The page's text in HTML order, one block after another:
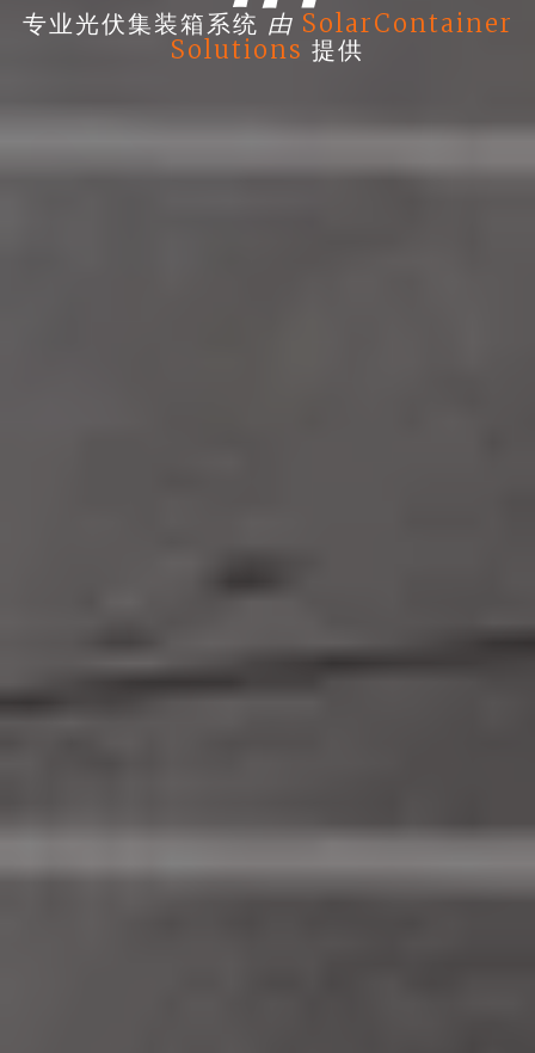
专业光伏集装箱系统 由 SolarContainer
Solutions 提供